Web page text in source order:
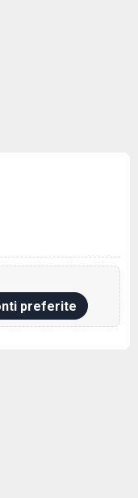
preferite